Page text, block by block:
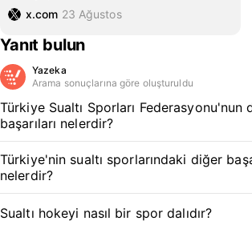
x.com 23 Ağustos
Yanıt bulun
Yazeka
Arama sonuçlarına göre oluşturuldu
Türkiye Sualtı Sporları Federasyonu'nun
başarıları nelerdir?
Türkiye'nin sualtı sporlarındaki diğer
nelerdir?
Sualtı hokeyi nasıl bir spor dalıdır?